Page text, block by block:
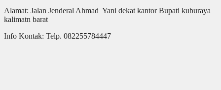
Alamat: Jalan Jenderal Ahmad Yani dekat kantor Bupati kuburaya
kalimatn barat
Info Kontak: Telp. 082255784447